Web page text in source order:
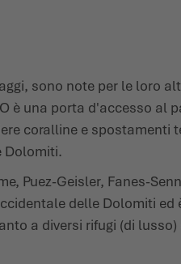
sono note per le loro
è una porta d'accesso al
coralline e spostamenti
Dolomiti.
Puez-Geisler, Fanes-
delle Dolomiti ed
a diversi rifugi (di